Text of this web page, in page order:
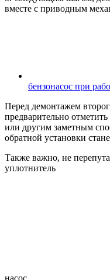
вместе с приводным
бензонасос при
Перед демонтажем
предварительно
или другим заметным
обратной установки
Также важно, не
уплотнитель
насос